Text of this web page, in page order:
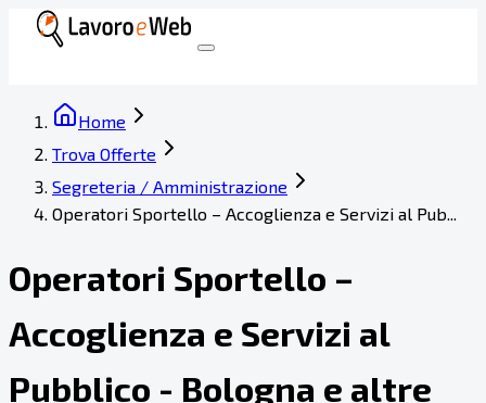
Home
Trova Offerte
Segreteria / Amministrazione
Operatori Sportello – Accoglienza e Servizi al Pub...
Operatori Sportello –
Accoglienza e Servizi al
Pubblico - Bologna e altre